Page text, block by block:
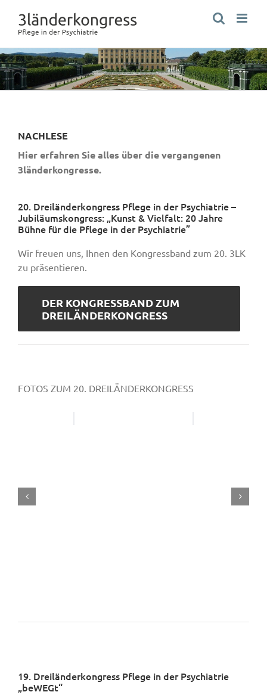
Inhalt
springen
NACHLESE
Hier erfahren Sie alles über die vergangenen
3länderkongresse.
20. Dreiländerkongress Pflege in der Psychiatrie –
Jubiläumskongress: „Kunst & Vielfalt: 20 Jahre
Bühne für die Pflege in der Psychiatrie”
Wir freuen uns, Ihnen den Kongressband zum 20. 3LK
zu präsentieren.
DER KONGRESSBAND ZUM
DREILÄNDERKONGRESS
FOTOS ZUM 20. DREILÄNDERKONGRESS
19. Dreiländerkongress Pflege in der Psychiatrie
„beWEGt“